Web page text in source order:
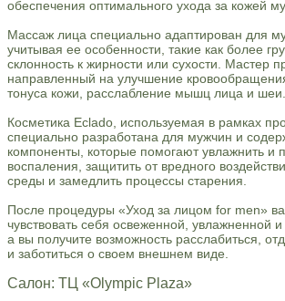
обеспечения оптимального ухода за кожей
Массаж лица специально адаптирован для
учитывая ее особенности, такие как более
склонность к жирности или сухости. Мастер
направленный на улучшение
тонуса кожи, расслабление мышц лица и шеи.
Косметика Eclado, используемая в рамках
специально разработана для мужчин и
компоненты, которые помогают увлажнить и
воспаления, защитить от вредного
среды и замедлить процессы старения.
После процедуры «Уход за лицом for men»
чувствовать себя освеженной, увлажненной и
а вы получите возможность расслабиться,
и заботиться о своем внешнем виде.
Салон: ТЦ «Olympic Plaza»